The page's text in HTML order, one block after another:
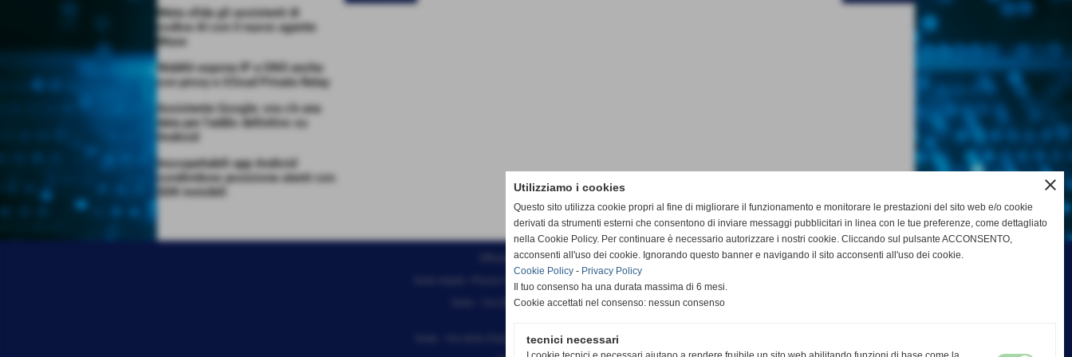
Meta sfida gli assistenti di
codice AI con il nuovo agente
Muse
WebKit espone IP e DNS anche
con proxy e iCloud Private Relay
Assistente Google: ora c’è una
data per l’addio definitivo su
Android
Insospettabili app Android
condividono posizione utenti con
SDK invisibili
Effesystem di Fabio Favati
Sede legale -Piazza Carducci 18 55045 Pietrasanta (LU)
Sede - Via Ottorino Ciabattini Viareggio
Sede - Via della Piazza Bianca 15 56025 Pontedera (PI)
close
Utilizziamo i cookies
Questo sito utilizza cookie propri al fine di migliorare il funzionamento e monitorare le prestazioni del sito web e/o cookie
derivati da strumenti esterni che consentono di inviare messaggi pubblicitari in linea con le tue preferenze, come dettagliato
nella Cookie Policy. Per continuare è necessario autorizzare i nostri cookie. Cliccando sul pulsante ACCONSENTO,
acconsenti all'uso dei cookie. Ignorando questo banner e navigando il sito acconsenti all'uso dei cookie.
Cookie Policy - Privacy Policy
Il tuo consenso ha una durata massima di 6 mesi.
Cookie accettati nel consenso: nessun consenso
tecnici necessari